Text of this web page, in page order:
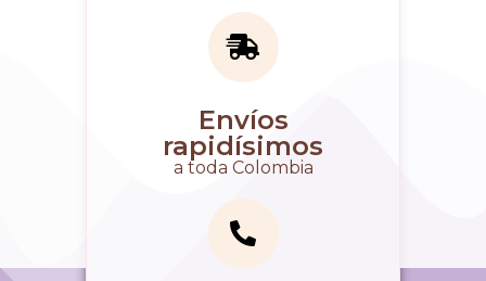
Envíos
rapidísimos
a toda Colombia